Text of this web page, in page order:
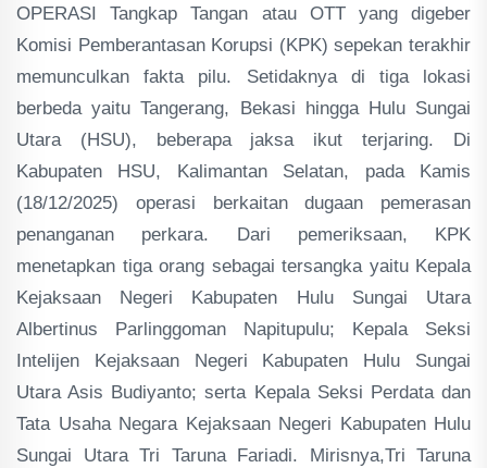
OPERASI Tangkap Tangan atau OTT yang digeber
Komisi Pemberantasan Korupsi (KPK) sepekan terakhir
memunculkan fakta pilu. Setidaknya di tiga lokasi
berbeda yaitu Tangerang, Bekasi hingga Hulu Sungai
Utara (HSU), beberapa jaksa ikut terjaring. Di
Kabupaten HSU, Kalimantan Selatan, pada Kamis
(18/12/2025) operasi berkaitan dugaan pemerasan
penanganan perkara. Dari pemeriksaan, KPK
menetapkan tiga orang sebagai tersangka yaitu Kepala
Kejaksaan Negeri Kabupaten Hulu Sungai Utara
Albertinus Parlinggoman Napitupulu; Kepala Seksi
Intelijen Kejaksaan Negeri Kabupaten Hulu Sungai
Utara Asis Budiyanto; serta Kepala Seksi Perdata dan
Tata Usaha Negara Kejaksaan Negeri Kabupaten Hulu
Sungai Utara Tri Taruna Fariadi. Mirisnya,Tri Taruna